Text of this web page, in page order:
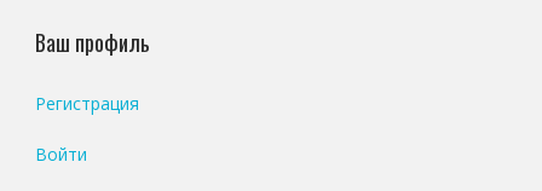
Ваш профиль
Регистрация
Войти